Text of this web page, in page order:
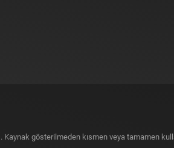
. Kaynak gösterilmeden kısmen veya tamamen